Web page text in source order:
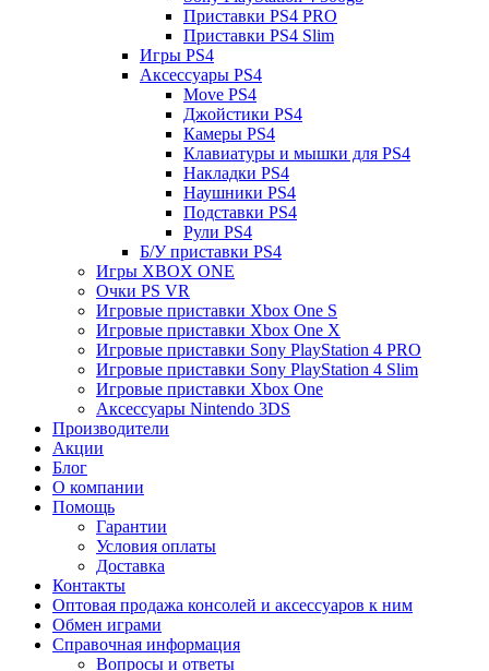
Приставки PS4 PRO
Приставки PS4 Slim
Игры PS4
Аксессуары PS4
Move PS4
Джойстики PS4
Камеры PS4
Клавиатуры и мышки для PS4
Накладки PS4
Наушники PS4
Подставки PS4
Рули PS4
Б/У приставки PS4
Игры XBOX ONE
Очки PS VR
Игровые приставки Xbox One S
Игровые приставки Xbox One X
Игровые приставки Sony PlayStation 4 PRO
Игровые приставки Sony PlayStation 4 Slim
Игровые приставки Xbox One
Аксессуары Nintendo 3DS
Производители
Акции
Блог
О компании
Помощь
Гарантии
Условия оплаты
Доставка
Контакты
Оптовая продажа консолей и аксессуаров к ним
Обмен играми
Справочная информация
Вопросы и ответы